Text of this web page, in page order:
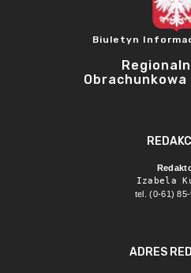
Biuletyn
Obrachunkowa
Izabela
tel. (0-61)
ADRES